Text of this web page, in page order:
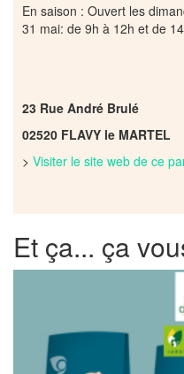
En saison : Ouvert les
31 mai: de 9h à 12h et de
23 Rue André Brulé
02520 FLAVY le MARTEL
> Visiter le site web de ce
Et ça... ça